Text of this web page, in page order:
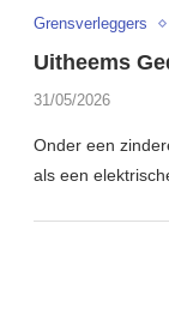
Grensverleggers
Uitheems
31/05/2026
Onder een
als een